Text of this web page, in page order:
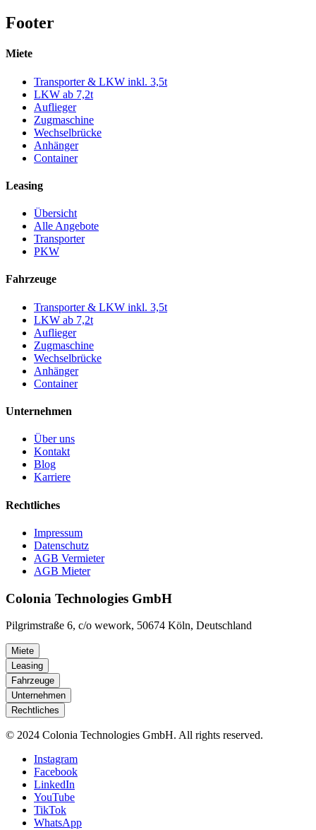
Footer
Miete
Transporter & LKW inkl. 3,5t
LKW ab 7,2t
Auflieger
Zugmaschine
Wechselbrücke
Anhänger
Container
Leasing
Übersicht
Alle Angebote
Transporter
PKW
Fahrzeuge
Transporter & LKW inkl. 3,5t
LKW ab 7,2t
Auflieger
Zugmaschine
Wechselbrücke
Anhänger
Container
Unternehmen
Über uns
Kontakt
Blog
Karriere
Rechtliches
Impressum
Datenschutz
AGB Vermieter
AGB Mieter
Colonia Technologies GmbH
Pilgrimstraße 6, c/o wework, 50674 Köln, Deutschland
Miete
Leasing
Fahrzeuge
Unternehmen
Rechtliches
© 2024 Colonia Technologies GmbH. All rights reserved.
Instagram
Facebook
LinkedIn
YouTube
TikTok
WhatsApp